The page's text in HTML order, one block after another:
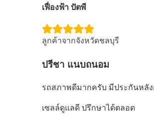
เฟื่องฟ้า ปัตพี
ลูกค้าจากจังหวัดชลบุรี
ปรีชา แนบถนอม
รถสภาพดีมากครับ มีประกันหลัง
เซลล์ดูแลดี ปรึกษาได้ตลอด